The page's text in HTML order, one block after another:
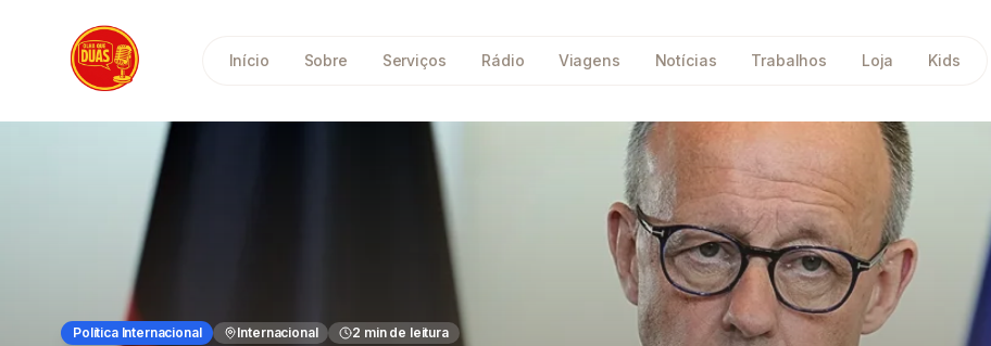
Início Sobre Serviços Rádio Viagens Notícias Trabalhos Loja Kids
Política Internacional Internacional 2 min de leitura